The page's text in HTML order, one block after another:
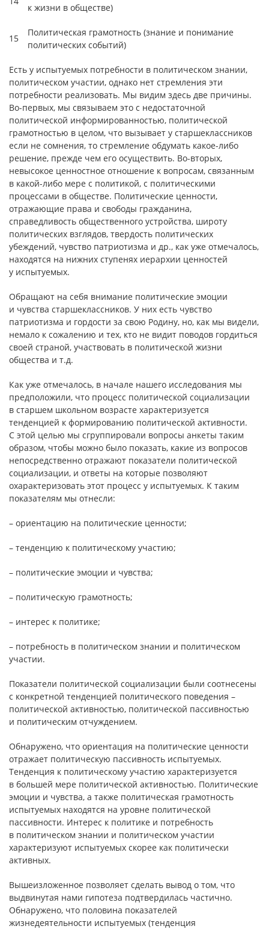
к жизни в обществе)
15
Политическая грамотность (знание и понимание
политических событий)
Есть у испытуемых потребности в политическом знании,
политическом участии, однако нет стремления эти
потребности реализовать. Мы видим здесь две причины.
Во-первых, мы связываем это с недостаточной
политической информированностью, политической
грамотностью в целом, что вызывает у старшеклассников
если не сомнения, то стремление обдумать какое-либо
решение, прежде чем его осуществить. Во-вторых,
невысокое ценностное отношение к вопросам, связанным
в какой-либо мере с политикой, с политическими
процессами в обществе. Политические ценности,
отражающие права и свободы гражданина,
справедливость общественного устройства, широту
политических взглядов, твердость политических
убеждений, чувство патриотизма и др., как уже отмечалось,
находятся на нижних ступенях иерархии ценностей
у испытуемых.
Обращают на себя внимание политические эмоции
и чувства старшеклассников. У них есть чувство
патриотизма и гордости за свою Родину, но, как мы видели,
немало к сожалению и тех, кто не видит поводов гордиться
своей страной, участвовать в политической жизни
общества и т.д.
Как уже отмечалось, в начале нашего исследования мы
предположили, что процесс политической социализации
в старшем школьном возрасте характеризуется
тенденцией к формированию политической активности.
С этой целью мы сгруппировали вопросы анкеты таким
образом, чтобы можно было показать, какие из вопросов
непосредственно отражают показатели политической
социализации, и ответы на которые позволяют
охарактеризовать этот процесс у испытуемых. К таким
показателям мы отнесли:
– ориентацию на политические ценности;
– тенденцию к политическому участию;
– политические эмоции и чувства;
– политическую грамотность;
– интерес к политике;
– потребность в политическом знании и политическом
участии.
Показатели политической социализации были соотнесены
с конкретной тенденцией политического поведения –
политической активностью, политической пассивностью
и политическим отчуждением.
Обнаружено, что ориентация на политические ценности
отражает политическую пассивность испытуемых.
Тенденция к политическому участию характеризуется
в большей мере политической активностью. Политические
эмоции и чувства, а также политическая грамотность
испытуемых находятся на уровне политической
пассивности. Интерес к политике и потребность
в политическом знании и политическом участии
характеризуют испытуемых скорее как политически
активных.
Вышеизложенное позволяет сделать вывод о том, что
выдвинутая нами гипотеза подтвердилась частично.
Обнаружено, что половина показателей
жизнедеятельности испытуемых (тенденция